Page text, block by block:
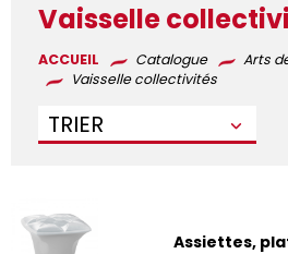
Vaisselle
ACCUEIL Catalogue Arts
Vaisselle collectivités
TRIER
Assiettes,